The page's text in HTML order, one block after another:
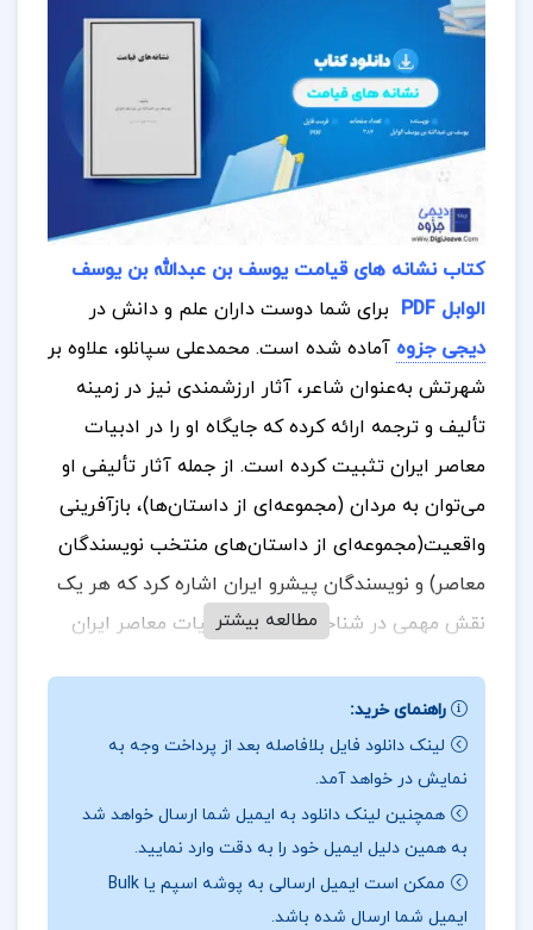
کتاب نشانه های قیامت یوسف بن عبدالله بن یوسف
الوابل PDF
برای شما دوست داران علم و دانش در
دیجی جزوه آماده شده است. محمدعلی سپانلو، علاوه بر
شهرتش به‌عنوان شاعر، آثار ارزشمندی نیز در زمینه
تألیف و ترجمه ارائه کرده که جایگاه او را در ادبیات
معاصر ایران تثبیت کرده است. از جمله آثار تألیفی او
می‌توان به مردان (مجموعه‌ای از داستان‌ها)، بازآفرینی
واقعیت(مجموعه‌ای از داستان‌های منتخب نویسندگان
معاصر) و نویسندگان پیشرو ایران اشاره کرد که هر یک
نقش مهمی در شناخت و معرفی ادبیات معاصر ایران
همچون در محاصره، دهلیزها و پلکان و کتابی درباره
گیوم آپولینر، به غنای ادبیات فارسی کمک کرده است.
این کتاب‌ها نه تنها جنبه‌های ادبی، بلکه ابعاد مختلف
تاریخ اجتماعی را نیز پوشش می‌دهند و به‌خوبی
نشان‌دهنده تلاش سپانلو برای توسعه و تقویت ادبیات
ایران هستند.
مطالعه بیشتر
راهنمای خرید:
لینک دانلود فایل بلافاصله بعد از پرداخت وجه به
نمایش در خواهد آمد.
همچنین لینک دانلود به ایمیل شما ارسال خواهد شد
به همین دلیل ایمیل خود را به دقت وارد نمایید.
ممکن است ایمیل ارسالی به پوشه اسپم یا Bulk
ایمیل شما ارسال شده باشد.